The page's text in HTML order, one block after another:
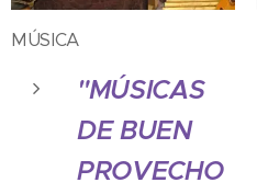
MÚSICA
"MÚSICAS
DE BUEN
PROVECHO